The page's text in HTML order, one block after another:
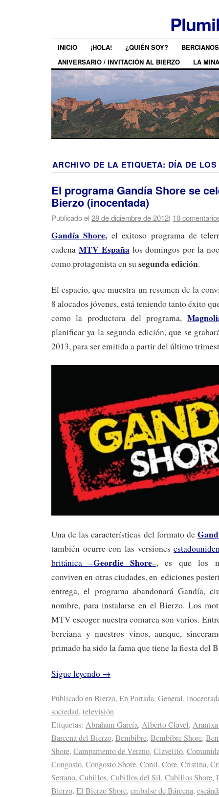
INICIO ¡HOLA! ¿QUIÉN SOY?
ANIVERSARIO / INVITACIÓN AL BIERZO
LA MINA
ARCHIVO DE LA ETIQUETA: DÍA DE
El programa Gandía Shore se
Bierzo (inocentada)
Publicado el28 de diciembre de 2012| 10
Gandía Shore, el exitoso programa de
cadena MTV Españalos domingos por la
como protagonista en su segunda edición.
El espacio, que muestra un resumen de la
8 alocados jóvenes, está teniendo tanto éxito
como la productora del programa,
planificar ya la segunda edición, que se
2013, para ser emitida a partir del último
Una de las características del formato de
también ocurre con las versiones
británica –Geordie Shore–, es que los
conviven en otras ciudades, en ediciones
entrega, el programa abandonará Gandía,
nombre, para instalarse en el Bierzo. Los
MTV escoger nuestra comarca son varios.
berciana y nuestros vinos, aunque,
primado ha sido la fama que tiene la fiesta del
Sigue leyendo →
Publicado enBierzo, En Portada, General,
sociedad, televisión
Etiquetas: Abraham García, Alberto Clavel,
Barcena del Bierzo, Bembibre, Bembibre Shore,
Shore, Campamento de Verano, Clavelito,
Congosto, Congosto Shore, Conil, Core, Cristina,
Serrano, Cubillos, Cubillos del Sil, Cubillos Shore,
Bierzo, El Bierzo Shore, embalse de Bárcena,